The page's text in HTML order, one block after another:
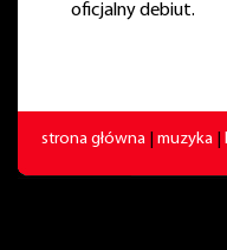
oficjalny debiut.
strona główna muzyka